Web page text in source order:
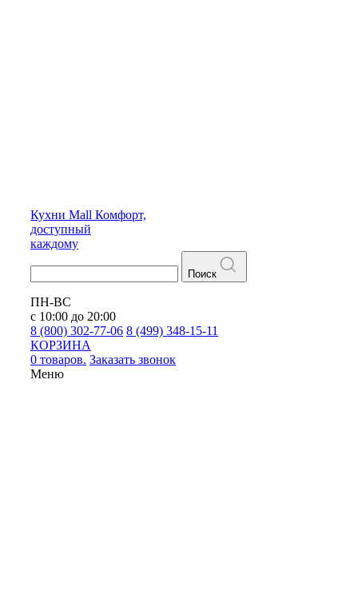
Кухни Mall Комфорт,
доступный
каждому
Поиск
ПН-ВС
с 10:00 до 20:00
8 (800) 302-77-06 8 (499) 348-15-11
КОРЗИНА
0 товаров. Заказать звонок
Меню